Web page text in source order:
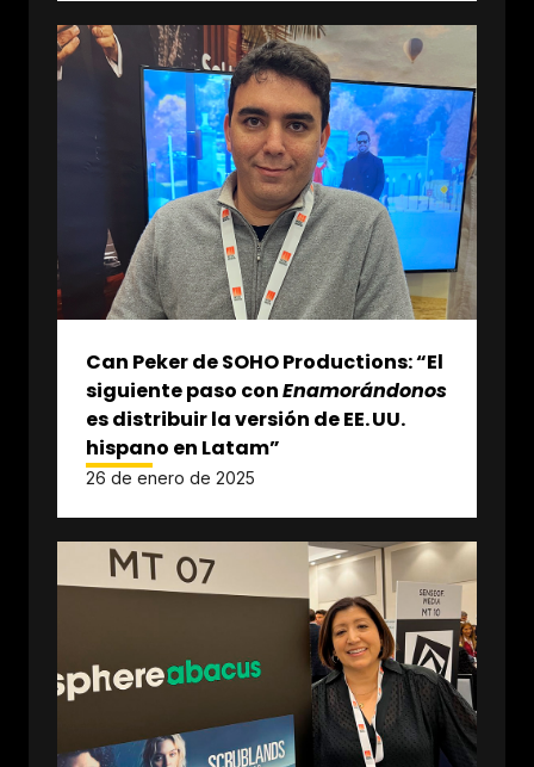
Can Peker de SOHO Productions: “El
siguiente paso conEnamorándonos
es distribuir la versión de EE. UU.
hispano en Latam”
26 de enero de 2025